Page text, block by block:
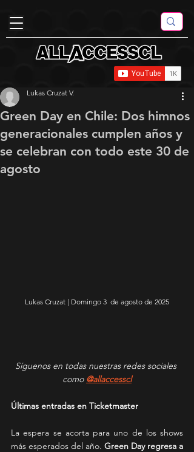
Green Day en Chile: Dos himnos
generacionales cumplen años y
se celebran con todo este 30 de
agosto
Lukas Cruzat V.
Lukas Cruzat | Domingo 3  de agosto de 2025
Síguenos en todas nuestras redes sociales
como @allaccesscl
Últimas entradas en Ticketmaster
La espera se acorta para uno de los shows
más esperados del año. Green Day regresa a